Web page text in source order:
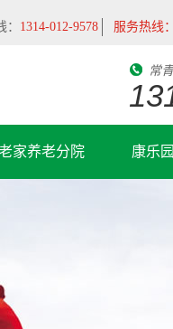
1314-012-9578 服务热线：
常
家养老分院 康乐